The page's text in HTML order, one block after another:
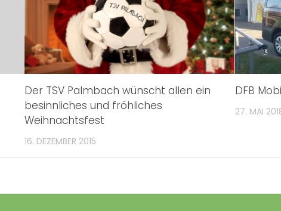
Der TSV Palmbach wünscht allen ein
besinnliches und fröhliches
Weihnachtsfest
16. DEZEMBER 2015
DFB
27. MAI